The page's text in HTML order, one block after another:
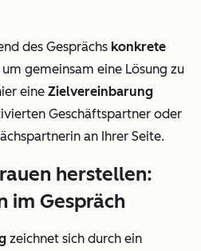
des Gesprächs konkrete
gemeinsam eine Lösung zu
eine Zielvereinbarung
Geschäftspartner oder
an Ihrer Seite.
herstellen:
im Gespräch
zeichnet sich durch ein